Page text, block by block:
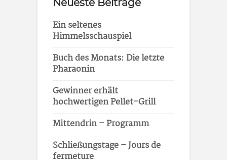
Neueste Beiträge
Ein seltenes
Himmelsschauspiel
Buch des Monats: Die letzte
Pharaonin
Gewinner erhält
hochwertigen Pellet-Grill
Mittendrin – Programm
Schließungstage – Jours de
fermeture